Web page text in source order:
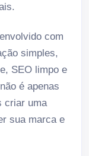
com
simples,
SEO limpo e
é apenas
criar uma
sua marca e